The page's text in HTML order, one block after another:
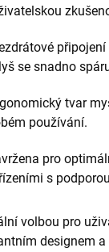
se snadno
tvar
používání.
pro
s
volbou pro
designem